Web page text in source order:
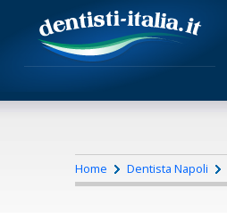
Home Dentista Napoli